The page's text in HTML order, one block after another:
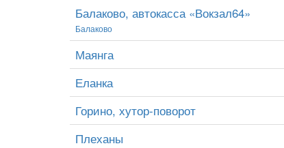
Балаково, автокасса «Вокзал64»
Балаково
Маянга
Еланка
Горино, хутор-поворот
Плеханы